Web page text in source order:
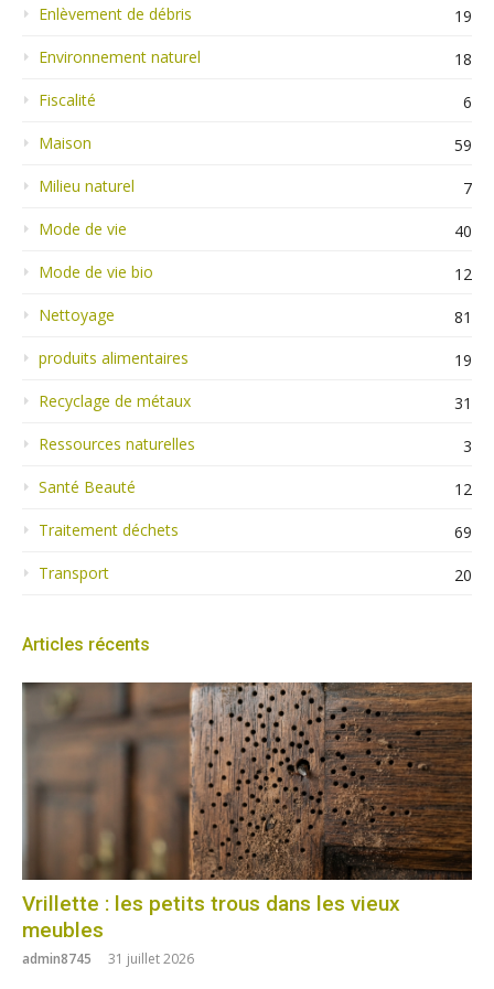
Enlèvement de débris
19
Environnement naturel
18
Fiscalité
6
Maison
59
Milieu naturel
7
Mode de vie
40
Mode de vie bio
12
Nettoyage
81
produits alimentaires
19
Recyclage de métaux
31
Ressources naturelles
3
Santé Beauté
12
Traitement déchets
69
Transport
20
Articles récents
Vrillette : les petits trous dans les vieux
meubles
admin8745 31 juillet 2026